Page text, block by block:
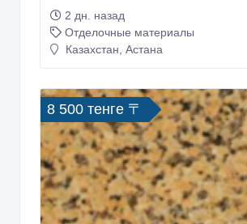
2 дн. назад
Отделочные материалы
Казахстан, Астана
8 500 тенге 〒